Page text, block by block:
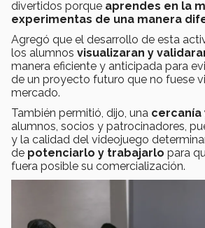
divertidos porque aprendes en la
experimentas de una manera
Agregó que el desarrollo de esta
los alumnos visualizaran y
manera eficiente y anticipada para
de un proyecto futuro que no fuese
mercado.
También permitió, dijo, una
alumnos, socios y patrocinadores,
y la calidad del videojuego
de potenciarlo y trabajarlo para
fuera posible su comercialización.